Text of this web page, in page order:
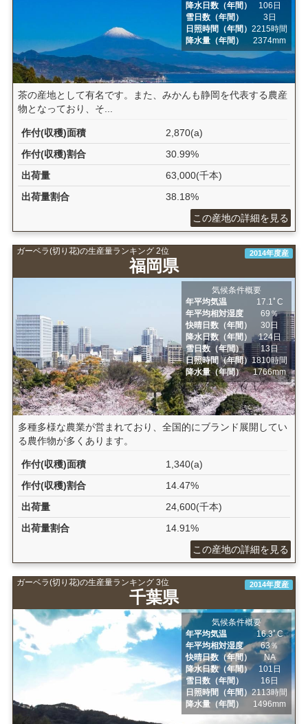
降水日数（年間）
106日
雪日数（年間）
3日
日照時間（年間）2215時間
降水量（年間）
2374mm
茶の産地として有名です。また、みかんも静岡を代表する農産
物となっており、そ...
作付(収穫)面積
2,870(a)
作付(収穫)割合
30.99%
出荷量
63,000(千本)
出荷量割合
38.18%
この産地の詳細を見る
ガーベラ(切り花)の生産量ランキング 2位
福岡県
2014年度産
気候条件概要
年平均気温
17.1ﾟC
年平均相対湿度
69％
快晴日数（年間）
30日
降水日数（年間）
124日
雪日数（年間）
13日
日照時間（年間）1810時間
降水量（年間）
1766mm
多種多様な農業が営まれており、全国的にブランド展開してい
る農作物が多くあります。
作付(収穫)面積
1,340(a)
作付(収穫)割合
14.47%
出荷量
24,600(千本)
出荷量割合
14.91%
この産地の詳細を見る
ガーベラ(切り花)の生産量ランキング 3位
千葉県
2014年度産
気候条件概要
年平均気温
16.3ﾟC
年平均相対湿度
63％
快晴日数（年間）
NA
降水日数（年間）
101日
雪日数（年間）
16日
日照時間（年間）2113時間
降水量（年間）
1496mm